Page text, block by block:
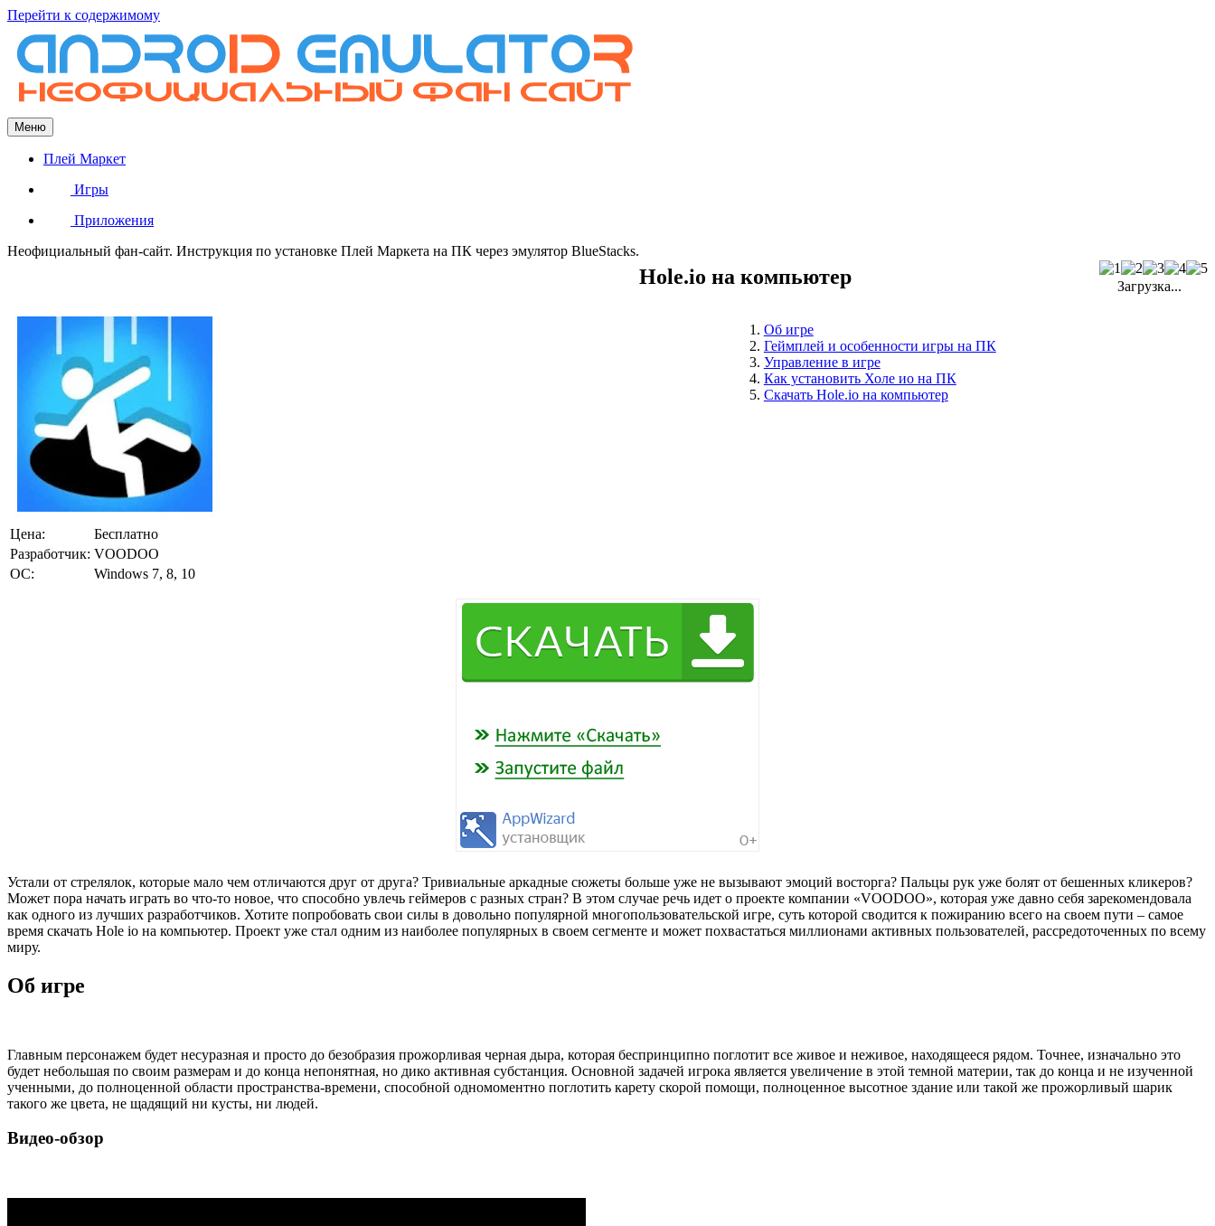
Перейти к содержимому
Меню
Плей Маркет
Игры
Приложения
Неофициальный фан-сайт. Инструкция по установке Плей Маркета на ПК через эмулятор BlueStacks.
Hole.io на компьютер Загрузка...
Об игре
Геймплей и особенности игры на ПК
Управление в игре
Как установить Холе ио на ПК
Скачать Hole.io на компьютер
Цена:
Бесплатно
Разработчик: VOODOO
ОС:
Windows 7, 8, 10
Устали от стрелялок, которые мало чем отличаются друг от друга? Тривиальные аркадные сюжеты больше уже не вызывают эмоций восторга? Пальцы рук уже болят от бешенных кликеров?
Может пора начать играть во что-то новое, что способно увлечь геймеров с разных стран? В этом случае речь идет о проекте компании «VOODOO», которая уже давно себя зарекомендовала
как одного из лучших разработчиков. Хотите попробовать свои силы в довольно популярной многопользовательской игре, суть которой сводится к пожиранию всего на своем пути – самое
время скачать Hole io на компьютер. Проект уже стал одним из наиболее популярных в своем сегменте и может похвастаться миллионами активных пользователей, рассредоточенных по всему
миру.
Об игре
Главным персонажем будет несуразная и просто до безобразия прожорливая черная дыра, которая беспринципно поглотит все живое и неживое, находящееся рядом. Точнее, изначально это
будет небольшая по своим размерам и до конца непонятная, но дико активная субстанция. Основной задачей игрока является увеличение в этой темной материи, так до конца и не изученной
ученными, до полноценной области пространства-времени, способной одномоментно поглотить карету скорой помощи, полноценное высотное здание или такой же прожорливый шарик
такого же цвета, не щадящий ни кусты, ни людей.
Видео-обзор